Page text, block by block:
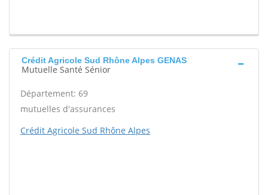
Crédit Agricole Sud Rhône Alpes GENAS
Mutuelle Santé Sénior
Département: 69
mutuelles d'assurances
Crédit Agricole Sud Rhône Alpes